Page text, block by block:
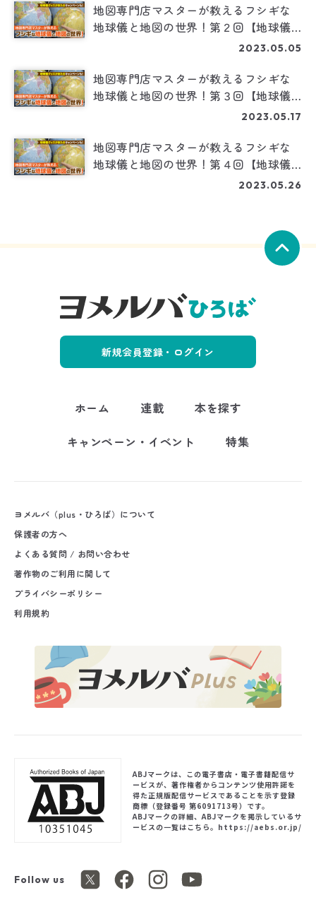
地図専門店マスターが教えるフシギな
地球儀と地図の世界！第２回【地球儀
グッズがあたるキャンペーンも！】
2023.05.05
地図専門店マスターが教えるフシギな
地球儀と地図の世界！第３回【地球儀
グッズがあたるキャンペーンも！】
2023.05.17
地図専門店マスターが教えるフシギな
地球儀と地図の世界！第４回【地球儀
グッズがあたるキャンペーンも！】
2023.05.26
新規会員登録・ログイン
ホーム 連載
本を探す
キャンペーン・イベント
特集
ヨメルバ（plus・ひろば）について
保護者の方へ
よくある質問 / お問い合わせ
著作物のご利用に関して
プライバシーポリシー
利用規約
Follow us
ABJマークは、この電子書店・電子書籍配信サ
ービスが、著作権者からコンテンツ使用許諾を
得た正規版配信サービスであることを示す登録
商標（登録番号 第6091713号）です。
ABJマークの詳細、ABJマークを掲示しているサ
ービスの一覧はこちら。 https://aebs.or.jp/